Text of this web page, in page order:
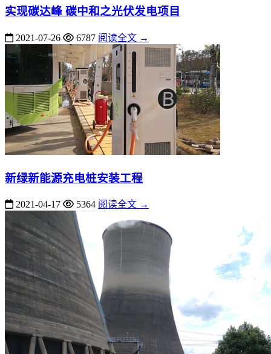
实现碳达峰 碳中和之光伏发电项目
2021-07-26 6787 阅读全文 →
新绿新能源充电桩安装工程
2021-04-17 5364 阅读全文 →